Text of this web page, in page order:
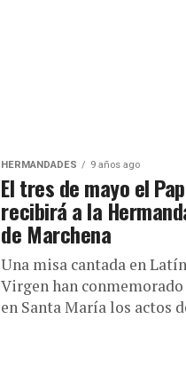
HERMANDADES 9 años ago
El tres de mayo el
recibirá a la
de Marchena
Una misa cantada en
Virgen han
en Santa María los actos